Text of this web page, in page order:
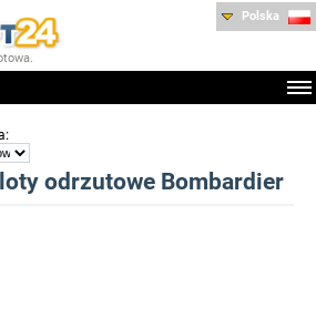
Polska
:
odrzutowe Bombardier